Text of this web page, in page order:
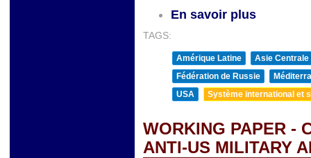
En savoir plus
TAGS:
Amérique Latine
Asie Centrale
Fédération de Russie
USA
Système international et
WORKING PAPER -
ANTI-US MILITARY